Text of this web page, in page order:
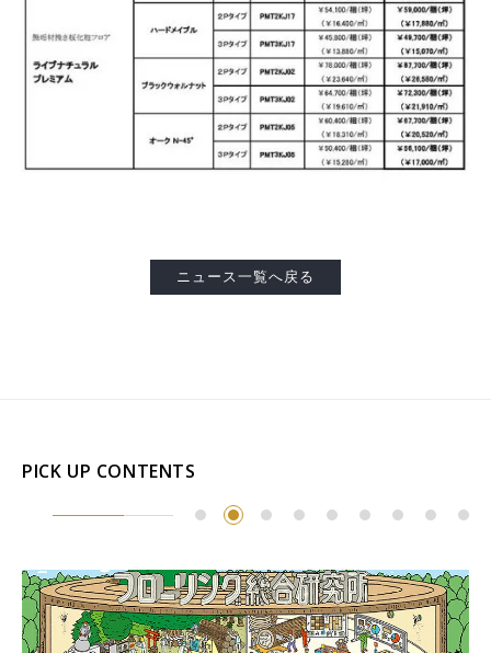
COMPANY INFO
お客様窓口 SUPPORT
プロユーザーサイト for Professional
フローリングリフォームお悩み解決サイト
Select Language ENGLISH
ニュース一覧へ戻る
PICK UP CONTENTS